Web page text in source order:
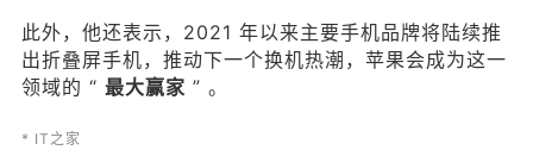
此外，他还表示，2021 年以来主要手机品牌将陆续推
出折叠屏手机，推动下一个换机热潮，苹果会成为这一
领域的 “ 最大赢家 ” 。
* IT之家
要求向广大滴滴司机师傅道歉。 * 新浪 四、英特
尔：两年赶上台积电 据中国台湾经济日报报道： 英
受采访时表示，美国在半导体产业方面下滑，25 年